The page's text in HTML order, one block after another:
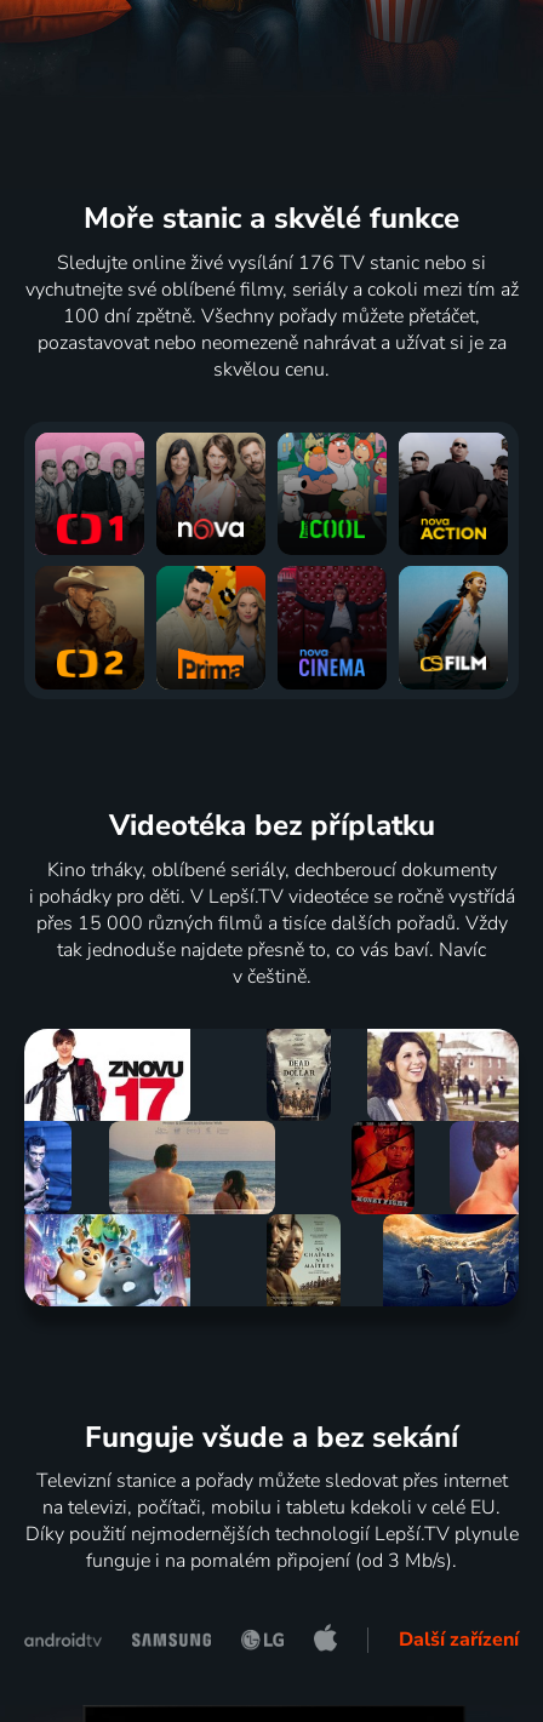
Moře stanic a skvělé funkce
Sledujte online živé vysílání 176 TV stanic nebo si
vychutnejte své oblíbené filmy, seriály a cokoli mezi tím až
100 dní zpětně. Všechny pořady můžete přetáčet,
pozastavovat nebo neomezeně nahrávat a užívat si je za
skvělou cenu.
Videotéka bez příplatku
Kino trháky, oblíbené seriály, dechberoucí dokumenty
i pohádky pro děti. V Lepší.TV videotéce se ročně vystřídá
přes 15 000 různých filmů a tisíce dalších pořadů. Vždy
tak jednoduše najdete přesně to, co vás baví. Navíc
v češtině.
Funguje všude a bez sekání
Televizní stanice a pořady můžete sledovat přes internet
na televizi, počítači, mobilu i tabletu kdekoli v celé EU.
Díky použití nejmodernějších technologií Lepší.TV plynule
funguje i na pomalém připojení (od 3 Mb/s).
Další zařízení